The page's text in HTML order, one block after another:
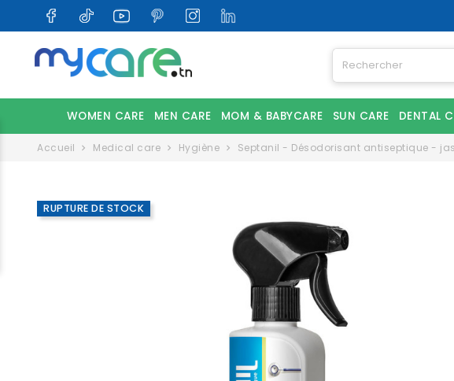
WOMEN CARE MEN CARE MOM & BABYCARE SUN CARE DENTAL
Accueil Medical care Hygiène Septanil - Désodorisant antiseptique -
RUPTURE DE STOCK